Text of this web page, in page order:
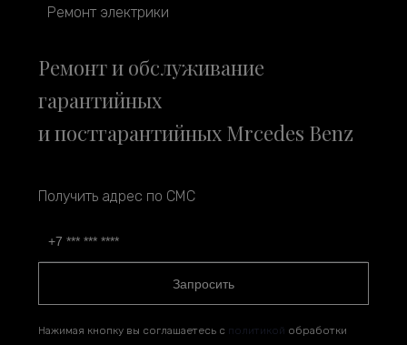
Ремонт электрики
Ремонт и обслуживание
гарантийных
и постгарантийных Mrcedes Benz
Получить адрес по СМС
Запросить
Нажимая кнопку вы соглашаетесь с политикой обработки